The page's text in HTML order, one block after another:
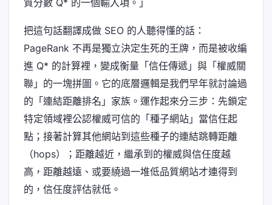
質分數 Q* 的一個輸入項。」
把這句話翻譯成做 SEO 的人聽得懂的話：
PageRank 不再是獨立決定生死的王牌，而是被收編
進 Q* 的計算裡，變成衡量「信任傳遞」與「權威關
聯」的一塊拼圖。它的底層邏輯是我們早年就討論過
的「連結距離排名」家族。運作起來分三步：先鎖定
特定領域裡公認權威可信的「種子網站」當信任起
點；接著計算其他網站到這些種子的連結跳轉距離
（hops）；距離越近，繼承到的權威與信任度越
高，距離越遠、或要繞過一堆低品質網站才連得到
的，信任度評估就低。